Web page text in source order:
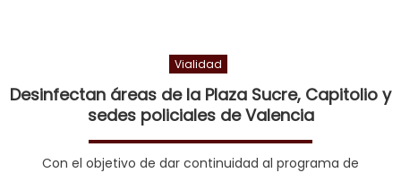
Vialidad
Desinfectan áreas de la Plaza Sucre, Capitolio y
sedes policiales de Valencia
Con el objetivo de dar continuidad al programa de